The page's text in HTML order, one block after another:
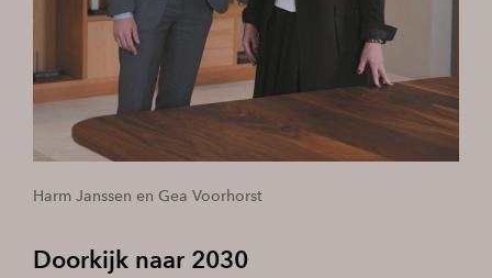
Harm Janssen en Gea Voorhorst
Doorkijk naar 2030